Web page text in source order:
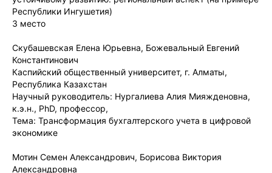
Республики Ингушетия)
3 место
Скубашевская Елена Юрьевна, Божевальный Евгений
Константинович
Каспийский общественный университет, г. Алматы,
Республика Казахстан
Научный руководитель: Нургалиева Алия Мияжденовна,
к.э.н., PhD, профессор,
Тема: Трансформация бухгалтерского учета в цифровой
экономике
Мотин Семен Александрович, Борисова Виктория
Александровна